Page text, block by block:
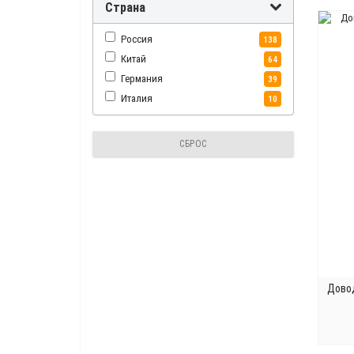
Страна
Россия 138
Китай 64
Германия 39
Италия 10
СБРОС